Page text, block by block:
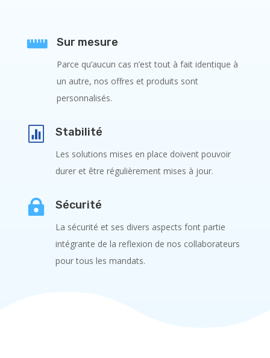
 Sur mesure
Parce qu’aucun cas n’est tout à fait identique à
un autre, nos offres et produits sont
personnalisés.
 Stabilité
Les solutions mises en place doivent pouvoir
durer et être régulièrement mises à jour.
 Sécurité
La sécurité et ses divers aspects font partie
intégrante de la reflexion de nos collaborateurs
pour tous les mandats.